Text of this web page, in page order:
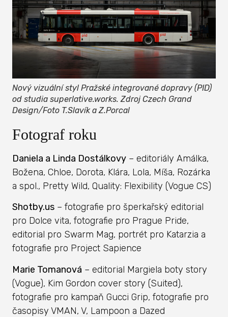
Nový vizuální styl Pražské integrované dopravy (PID)
od studia superlative.works. Zdroj Czech Grand
Design/Foto T.Slavík a Z.Porcal
Fotograf roku
Daniela a Linda Dostálkovy – editoriály Amálka,
Božena, Chloe, Dorota, Klára, Lola, Míša, Rozárka
a spol., Pretty Wild, Quality: Flexibility (Vogue CS)
Shotby.us – fotografie pro šperkařský editorial
pro Dolce vita, fotografie pro Prague Pride,
editorial pro Swarm Mag, portrét pro Katarzia a
fotografie pro Project Sapience
Marie Tomanová – editorial Margiela boty story
(Vogue), Kim Gordon cover story (Suited),
fotografie pro kampaň Gucci Grip, fotografie pro
časopisy VMAN, V, Lampoon a Dazed